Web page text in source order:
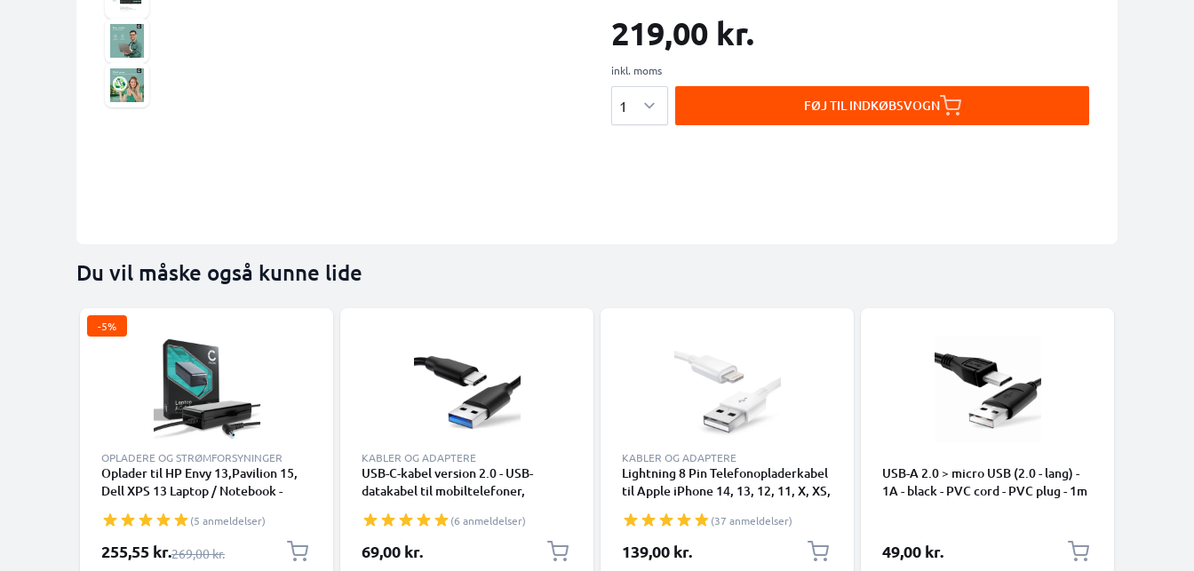
219,00 kr.
inkl. moms
FØJ TIL INDKØBSVOGN
Du vil måske også kunne lide
-5%
OPLADERE OG STRØMFORSYNINGER
Oplader til HP Envy 13,Pavilion 15,
Dell XPS 13 Laptop / Notebook -
003, H6Y89AA AC Adapter
Netforsyning 2.6m Opladningskabel
(5 anmeldelser)
Særlig pris
255,55 kr.Almindelig pris
269,00 kr.
KABLER OG ADAPTERE
USB-C-kabel version 2.0 - USB-
datakabel til mobiltelefoner,
Google Pixel), kameraer (Canon,
Panasonic Lumix, Sony, GoPro) og
mange flere - 1,0m 3A-opladerkabel
(6 anmeldelser)
69,00 kr.
KABLER OG ADAPTERE
Lightning 8 Pin Telefonopladerkabel
til Apple iPhone 14, 13, 12, 11, X, XS,
Smartphone datakabel hvid
(37 anmeldelser)
139,00 kr.
USB-A 2.0 > micro USB (2.0 - lang) -
1A - black - PVC cord - PVC plug - 1m
49,00 kr.